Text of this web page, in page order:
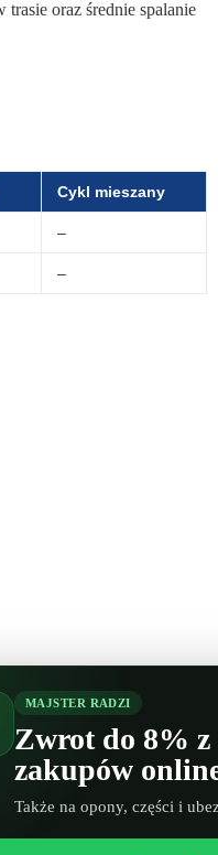
oraz średnie spalanie
Cykl mieszany
–
–
NASTĘPNY
Alfa Romeo Spider 939
MAJSTER RADZI
Zwrot do 8% z
zakupów
Także na opony, części i